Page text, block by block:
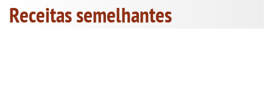
Receitas semelhantes